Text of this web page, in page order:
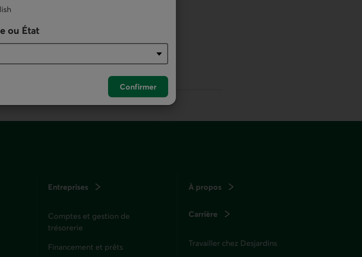
ou État
Confirmer
par défaut.
votre logiciel de téléphonie par défaut
Entreprises
Comptes et gestion de
trésorerie
Financement et prêts
À propos
Carrière
Travailler chez Desjardins